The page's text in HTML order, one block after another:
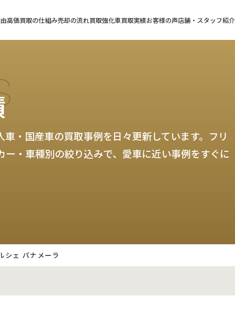
高価買取の仕組み売却の流れ買取強化車買取実績お客様の声店舗・スタッフ紹介
車・国産車の買取事例を日々更新しています。フリ
ー・車種別の絞り込みで、愛車に近い事例をすぐに
シェ パナメーラ